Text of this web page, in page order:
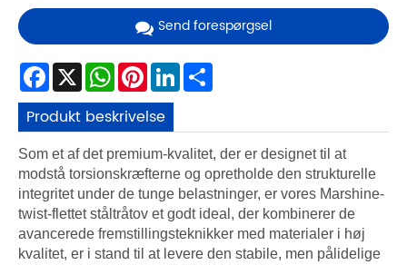
Send forespørgsel
Facebook
X WhatsApp
Pinterest
LinkedIn
Produkt beskrivelse
Som et af det premium-kvalitet, der er designet til at
modstå torsionskræfterne og opretholde den strukturelle
integritet under de tunge belastninger, er vores Marshine-
twist-flettet ståltråtov et godt ideal, der kombinerer de
avancerede fremstillingsteknikker med materialer i høj
kvalitet, er i stand til at levere den stabile, men pålidelige